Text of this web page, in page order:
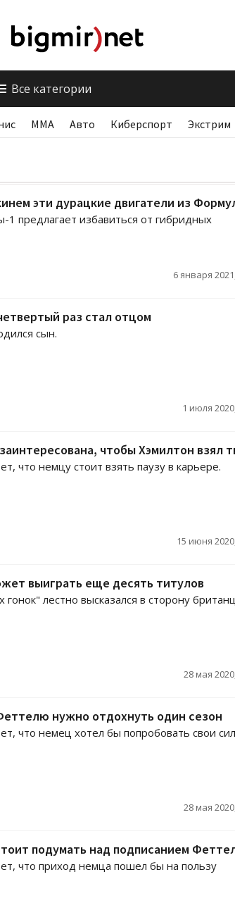
Все категории
ММА Авто Киберспорт Экстрим
эти дурацкие двигатели из
предлагает избавиться от гибридных
6 января
раз стал отцом
сын.
1 июля
чтобы Хэмилтон взял
что немцу стоит взять паузу в карьере.
15 июня
выиграть еще десять титулов
лестно высказался в сторону
28 мая
нужно отдохнуть один сезон
что немец хотел бы попробовать свои
28 мая
подумать над подписанием
что приход немца пошел бы на пользу